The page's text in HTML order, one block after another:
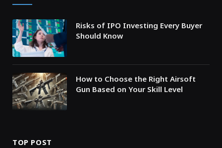
Risks of IPO Investing Every Buyer
Should Know
How to Choose the Right Airsoft
Gun Based on Your Skill Level
TOP POST